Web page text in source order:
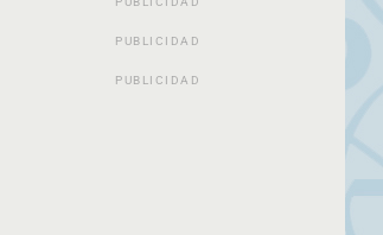
PUBLICIDAD
PUBLICIDAD